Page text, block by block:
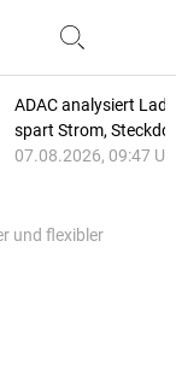
ADAC analysiert
spart Strom,
07.08.2026, 09:47
und flexibler